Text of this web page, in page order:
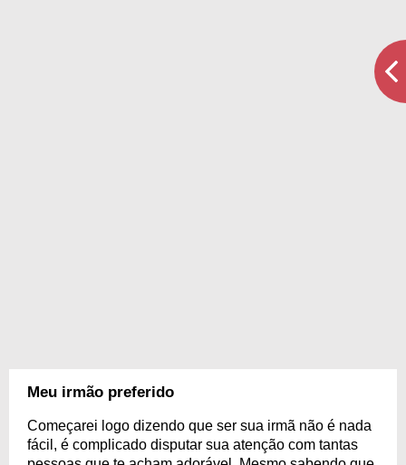
Meu irmão preferido
Começarei logo dizendo que ser sua irmã não é nada
fácil, é complicado disputar sua atenção com tantas